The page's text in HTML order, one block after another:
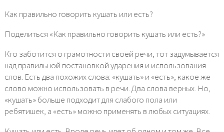
Как правильно говорить кушать или есть?
Поделиться «Как правильно говорить кушать или есть?»
Кто заботится о грамотности своей речи, тот задумывается
над правильной постановкой ударения и использования
слов. Есть два похожих слова: «кушать» и «есть», какое же
слово можно использовать в речи. Два слова верных. Но,
«кушать» больше подходит для слабого пола или
ребятишек, а «есть» можно применять в любых ситуациях.